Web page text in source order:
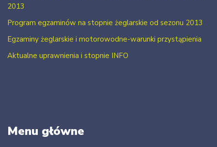
2013
Program egzaminów na stopnie żeglarskie od sezonu 2013
Egzaminy żeglarskie i motorowodne-warunki przystąpienia
Aktualne uprawnienia i stopnie INFO
Menu główne